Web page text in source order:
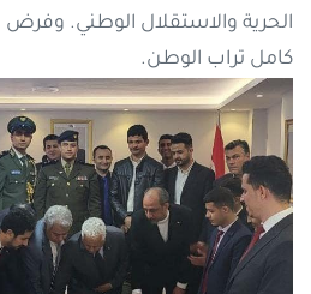
الحرية والاستقلال الوطني. وفرض
كامل تراب الوطن.